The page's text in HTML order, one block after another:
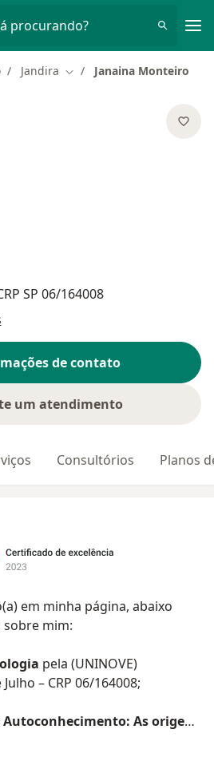
procurando?
Jandira Mudar de cidade
Janaina Monteiro
SP 06/164008
de contato
um atendimento
Consultórios Planos
em minha página, abaixo
mim:
pela (UNINOVE)
– CRP 06/164008;
Autoconhecimento: As origens